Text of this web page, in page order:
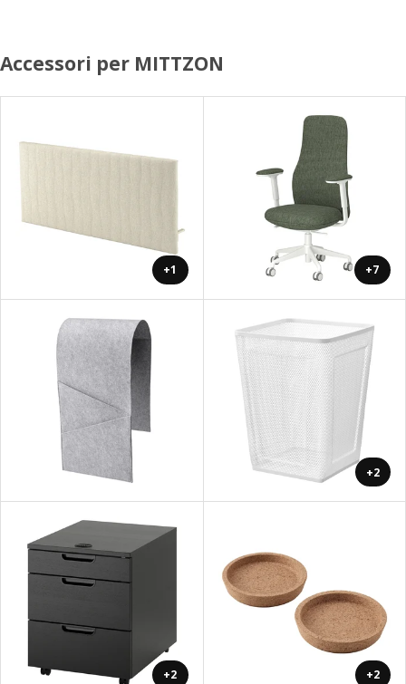
Accessori per MITTZON
+1 +7
+2
+2 +2